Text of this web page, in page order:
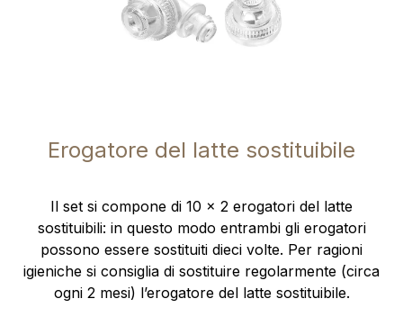
Erogatore del latte sostituibile
Il set si compone di 10 x 2 erogatori del latte
sostituibili: in questo modo entrambi gli erogatori
possono essere sostituiti dieci volte. Per ragioni
igieniche si consiglia di sostituire regolarmente (circa
ogni 2 mesi) l’erogatore del latte sostituibile.